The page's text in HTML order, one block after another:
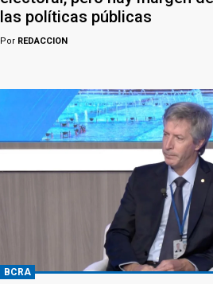
las políticas públicas
Por REDACCION
BCRA